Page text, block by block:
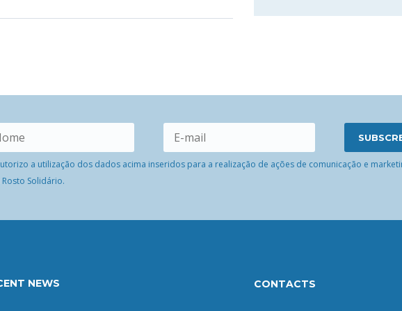
a utilização dos dados acima inseridos para a realização de ações de comunicação e
Rosto Solidário.
NEWS CONTACTS